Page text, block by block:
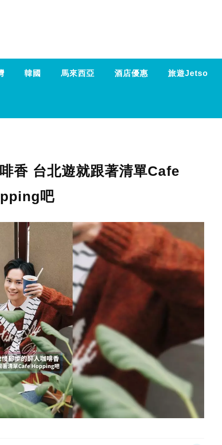
韓國 馬來西亞 酒店優惠 旅遊Jetso
香 台北遊就跟著清單Cafe
吧